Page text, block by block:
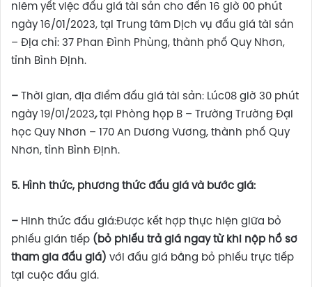
niêm yết việc đấu giá tài sản cho đến 16 giờ 00 phút
ngày 16/01/2023, tại Trung tâm Dịch vụ đấu giá tài sản
– Địa chỉ: 37 Phan Đình Phùng, thành phố Quy Nhơn,
tỉnh Bình Định.
– Thời gian, địa điểm đấu giá tài sản: Lúc08 giờ 30 phút
ngày 19/01/2023,tại Phòng họp B – Trường Trường Đại
học Quy Nhơn – 170 An Dương Vương, thành phố Quy
Nhơn, tỉnh Bình Định.
5. Hình thức, phương thức đấu giá và bước giá:
– Hinh thức đấu giá:Được kết hợp thực hiện giữa bỏ
phiếu gián tiếp (bỏ phiếu trả giá ngay từ khi nộp hồ sơ
tham gia đấu giá) với đấu giá bằng bỏ phiếu trực tiếp
tại cuộc đấu giá.